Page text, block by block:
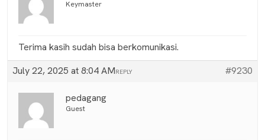
Keymaster
Terima kasih sudah bisa berkomunikasi.
July 22, 2025 at 8:04 AM
#9230
REPLY
pedagang
Guest